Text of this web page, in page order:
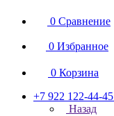
0 Сравнение
0 Избранное
0 Корзина
+7 922 122-44-45
Назад